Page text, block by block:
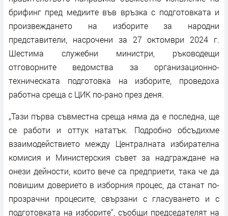
брифинг пред медиите във връзка с подготовката и
произвеждането на изборите за народни
представители, насрочени за 27 октомври 2024 г.
Шестима служебни министри, ръководещи
отговорните ведомства за организационно-
техническата подготовка на изборите, проведоха
работна среща с ЦИК по-рано през деня.
„Тази първа съвместна среща няма да е последна, ще
се работи и оттук нататък. Подробно обсъдихме
взаимодействието между Централната избирателна
комисия и Министерския съвет за надграждане на
онези дейности, които вече са предприети, така че да
повишим доверието в изборния процес, да станат по-
прозрачни процесите, свързани с гласуването и с
подготовката на изборите“, съобщи председателят на